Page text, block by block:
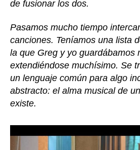
de fusionar los dos.
Pasamos mucho tiempo
canciones. Teníamos una lista
la que Greg y yo guardábamos
extendiéndose muchísimo. Se
un lenguaje común para algo
abstracto: el alma musical de
existe.